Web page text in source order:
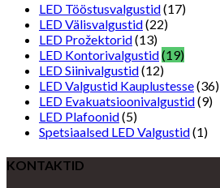
LED Tööstusvalgustid(17)
LED Välisvalgustid(22)
LED Prožektorid(13)
LED Kontorivalgustid(19)
LED Siinivalgustid(12)
LED Valgustid Kauplustesse(36)
LED Evakuatsioonivalgustid(9)
LED Plafoonid(5)
Spetsiaalsed LED Valgustid(1)
KONTAKTID